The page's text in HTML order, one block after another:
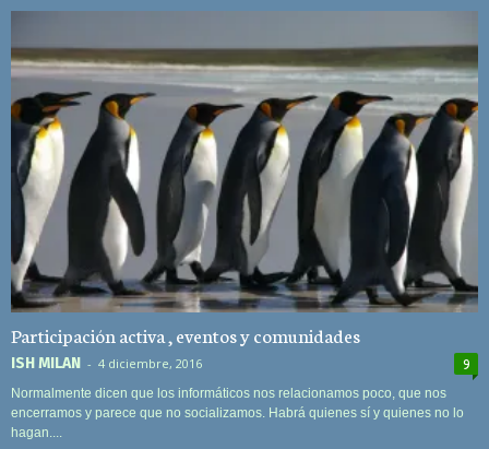
Participación activa , eventos y comunidades
ISH MILAN - 4 diciembre, 2016 9
Normalmente dicen que los informáticos nos relacionamos poco, que nos
encerramos y parece que no socializamos. Habrá quienes sí y quienes no lo
hagan....